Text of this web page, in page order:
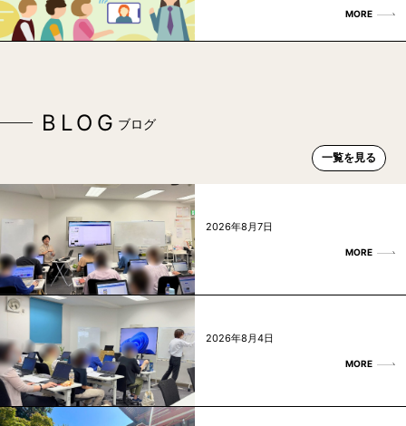
MORE
BLOG ブログ
一覧を見る
2026年8月7日
MORE
2026年8月4日
MORE